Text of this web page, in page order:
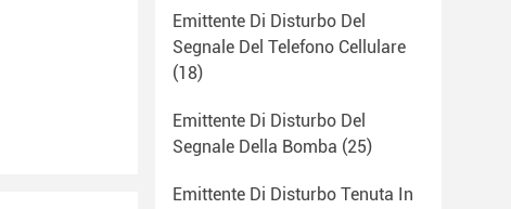
Emittente Di Disturbo Del
Segnale Del Telefono Cellulare
(18)
Emittente Di Disturbo Del
Segnale Della Bomba (25)
Emittente Di Disturbo Tenuta In